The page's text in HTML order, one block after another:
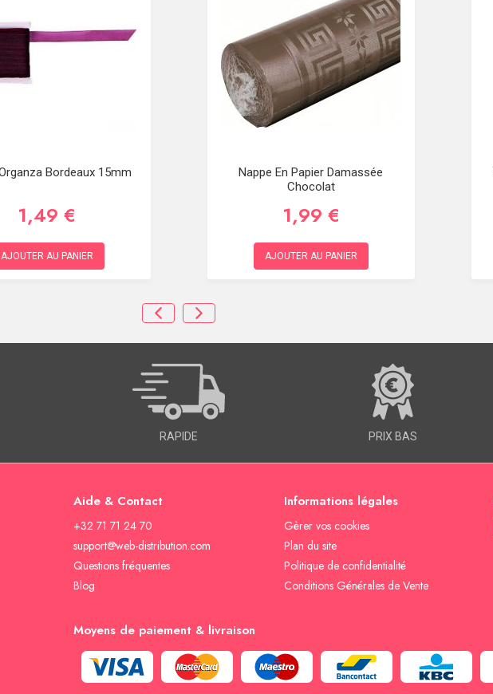
Bordeaux 15mm
1,49 €
AJOUTER AU PANIER
Nappe En Papier Damassée
Chocolat
1,99 €
AJOUTER AU PANIER
RAPIDE PRIX BAS
Aide & Contact
+32 71 71 24 70
support@web-distribution.com
Questions fréquentes
Blog
Informations légales
Gèrer vos cookies
Plan du site
Politique de confidentialité
Conditions Générales de Vente
Moyens de paiement & livraison